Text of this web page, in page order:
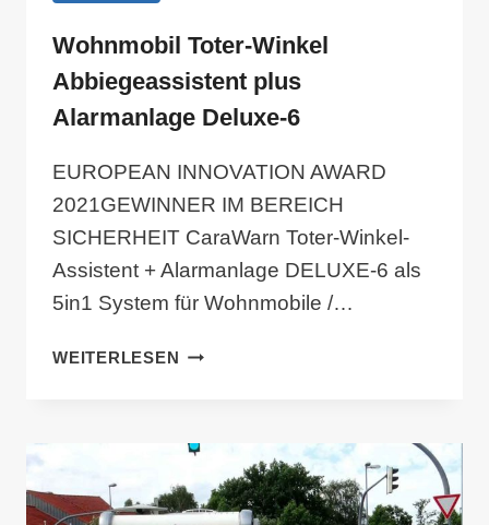
Wohnmobil Toter-Winkel
Abbiegeassistent plus
Alarmanlage Deluxe-6
EUROPEAN INNOVATION AWARD
2021GEWINNER IM BEREICH
SICHERHEIT CaraWarn Toter-Winkel-
Assistent + Alarmanlage DELUXE-6 als
5in1 System für Wohnmobile /…
WEITERLESEN WOHNMOBIL
PLUS
ALARMANLAGE
DELUXE-